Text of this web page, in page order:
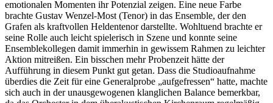
emotionalen Momenten ihr Potenzial zeigen. Eine neue Farbe
brachte Gustav Wenzel-Most (Tenor) in das Ensemble, der den
Grafen als kraftvollen Heldentenor darstellte. Wohltuend brachte er
seine Rolle auch leicht spielerisch in Szene und konnte seine
Ensemblekollegen damit immerhin in gewissem Rahmen zu leichter
Aktion mitreißen. Ein bisschen mehr Probenzeit hätte der
Aufführung in diesem Punkt gut getan. Dass die Studioaufnahme
überdies die Zeit für eine Generalprobe „aufgefressen“ hatte, machte
sich auch in der unausgewogenen klanglichen Balance bemerkbar,